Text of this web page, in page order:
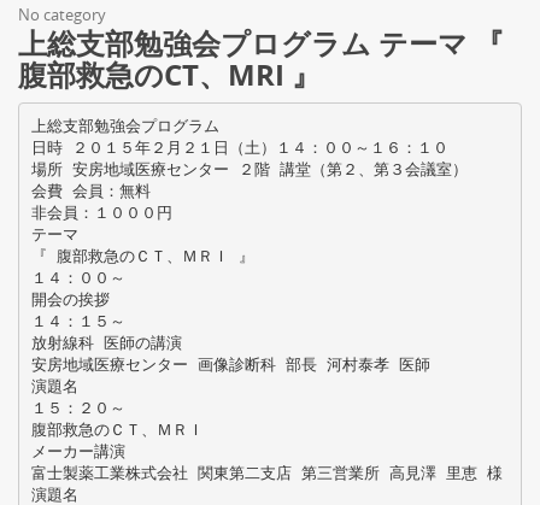
No category
上総支部勉強会プログラム テーマ 『
腹部救急のCT、MRI 』
上総支部勉強会プログラム
日時 ２０１５年２月２１日（土）１４：００～１６：１０
場所 安房地域医療センター ２階 講堂（第２、第３会議室）
会費 会員：無料
非会員：１０００円
テーマ
『 腹部救急のＣＴ、ＭＲＩ 』
１４：００～
開会の挨拶
１４：１５～
放射線科 医師の講演
安房地域医療センター 画像診断科 部長 河村泰孝 医師
演題名
１５：２０～
腹部救急のＣＴ、ＭＲＩ
メーカー講演
富士製薬工業株式会社 関東第二支店 第三営業所 高見澤 里恵 様
演題名